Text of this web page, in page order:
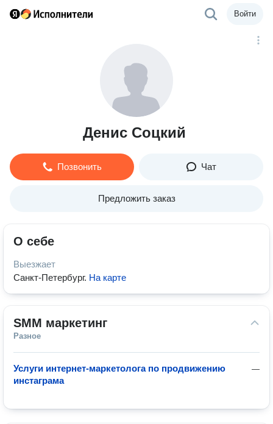
Войти
Денис Соцкий
Позвонить Чат
Предложить заказ
О себе
Выезжает
Санкт-Петербург. На карте
SMM маркетинг
Разное
—
Услуги интернет-маркетолога по продвижению
инстаграма